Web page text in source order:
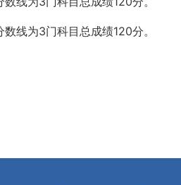
线为3门科目总成绩120分。